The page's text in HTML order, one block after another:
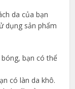
da của bạn
dụng sản phẩm
bạn có thể
có làn da khô.